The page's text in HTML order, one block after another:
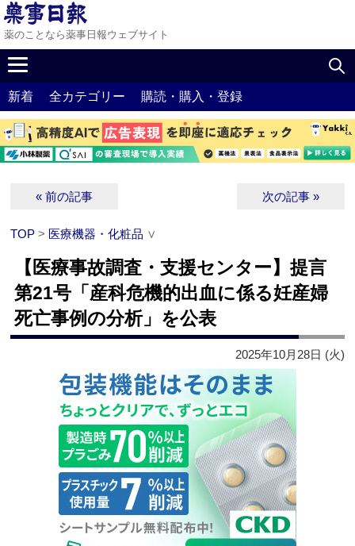
薬のことなら薬事日報ウェブサイト
新着 全カテゴリー 購読・購入・登録
« 前の記事 次の記事 »
TOP > 医療機器・化粧品 ∨
【医療事故調査・支援センター】提言
第21号「産科危機的出血に係る妊産婦
死亡事例の分析」を公表
2025年10月28日 (火)